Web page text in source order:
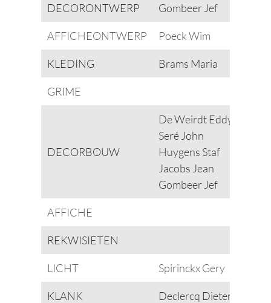
DECORONTWERP Gombeer Jef
AFFICHEONTWERP Poeck Wim
KLEDING Brams Maria
GRIME
DECORBOUW
De Weirdt Eddy
Seré John
Huygens Staf
Jacobs Jean
Gombeer Jef
AFFICHE
REKWISIETEN
LICHT Spirinckx Gery
KLANK Declercq Dieter